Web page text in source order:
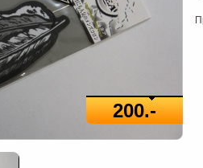
200.-